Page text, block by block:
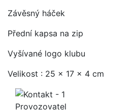
Závěsný háček
Přední kapsa na zip
Vyšívané logo klubu
Velikost : 25 x 17 x 4 cm
Provozovatel